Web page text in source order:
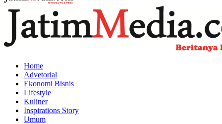
Home
Advetorial
Ekonomi Bisnis
Lifestyle
Kuliner
Inspirations Story
Umum